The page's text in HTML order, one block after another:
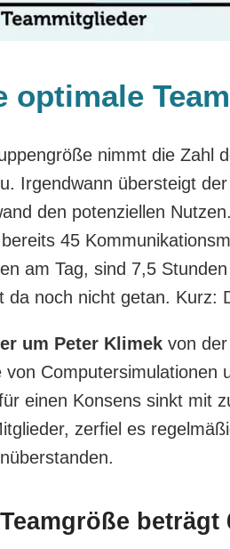
optimale
nimmt die Zahl
Irgendwann übersteigt
den potenziellen
45
am Tag, sind 7,5
da noch nicht getan. Kurz:
um Peter Klimekvon der
von Computersimulationen
einen Konsens sinkt mit
zerfiel es
beträgt